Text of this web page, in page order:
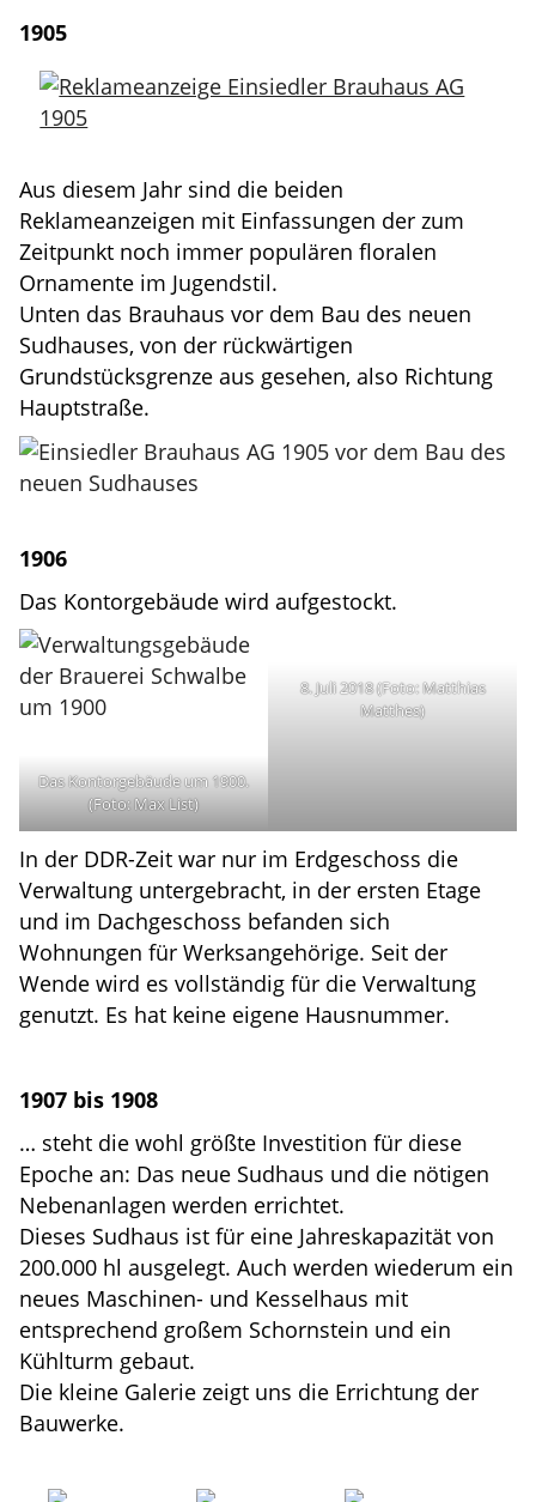
1905
Aus diesem Jahr sind die beiden
Reklameanzeigen mit Einfassungen der zum
Zeitpunkt noch immer populären floralen
Ornamente im Jugendstil.
Unten das Brauhaus vor dem Bau des neuen
Sudhauses, von der rückwärtigen
Grundstücksgrenze aus gesehen, also Richtung
Hauptstraße.
1906
Das Kontorgebäude wird aufgestockt.
Das Kontorgebäude um 1900.
(Foto: Max List)
8. Juli 2018 (Foto: Matthias
Matthes)
In der DDR-Zeit war nur im Erdgeschoss die
Verwaltung untergebracht, in der ersten Etage
und im Dachgeschoss befanden sich
Wohnungen für Werksangehörige. Seit der
Wende wird es vollständig für die Verwaltung
genutzt. Es hat keine eigene Hausnummer.
1907 bis 1908
… steht die wohl größte Investition für diese
Epoche an: Das neue Sudhaus und die nötigen
Nebenanlagen werden errichtet.
Dieses Sudhaus ist für eine Jahreskapazität von
200.000 hl ausgelegt. Auch werden wiederum ein
neues Maschinen- und Kesselhaus mit
entsprechend großem Schornstein und ein
Kühlturm gebaut.
Die kleine Galerie zeigt uns die Errichtung der
Bauwerke.